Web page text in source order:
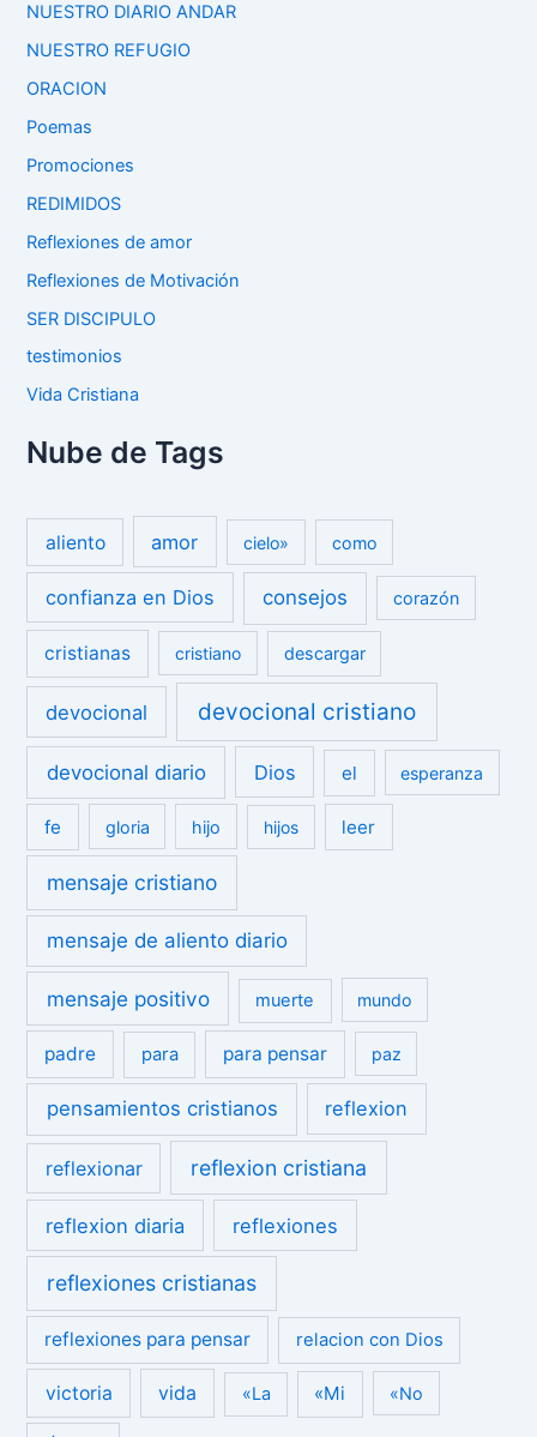
NUESTRO DIARIO ANDAR
NUESTRO REFUGIO
ORACION
Poemas
Promociones
REDIMIDOS
Reflexiones de amor
Reflexiones de Motivación
SER DISCIPULO
testimonios
Vida Cristiana
Nube de Tags
aliento amor cielo» como
confianza en Dios consejos corazón
cristianas cristiano descargar
devocional devocional cristiano
devocional diario Dios el esperanza
fe gloria hijo hijos leer
mensaje cristiano
mensaje de aliento diario
mensaje positivo muerte mundo
padre para para pensar paz
pensamientos cristianos reflexion
reflexionar reflexion cristiana
reflexion diaria reflexiones
reflexiones cristianas
reflexiones para pensar relacion con Dios
victoria vida «La «Mi «No